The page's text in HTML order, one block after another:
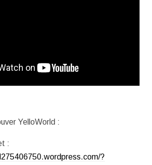
YelloWorld :
:
?